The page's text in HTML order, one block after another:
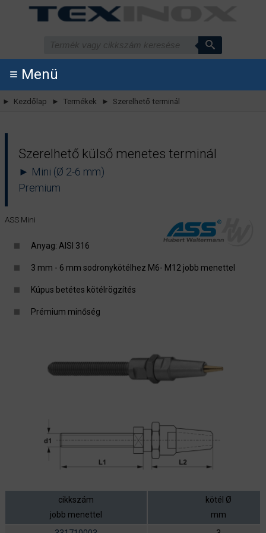
≡ Menü
► Kezdőlap ► Termékek ► Szerelhető terminál
Szerelhető külső menetes terminál
► Mini (Ø 2-6 mm)
Premium
ASS Mini
Anyag: AISI 316
3 mm - 6 mm sodronykötélhez M6- M12 jobb menettel
Kúpus betétes kötélrögzítés
Prémium minőség
cikkszám
jobb menettel
kötél Ø
mm